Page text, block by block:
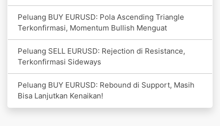
Peluang BUY EURUSD: Pola Ascending Triangle
Terkonfirmasi, Momentum Bullish Menguat
Peluang SELL EURUSD: Rejection di Resistance,
Terkonfirmasi Sideways
Peluang BUY EURUSD: Rebound di Support, Masih
Bisa Lanjutkan Kenaikan!